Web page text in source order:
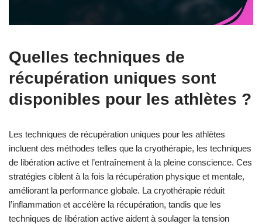
Quelles techniques de
récupération uniques sont
disponibles pour les athlètes ?
Les techniques de récupération uniques pour les athlètes
incluent des méthodes telles que la cryothérapie, les techniques
de libération active et l’entraînement à la pleine conscience. Ces
stratégies ciblent à la fois la récupération physique et mentale,
améliorant la performance globale. La cryothérapie réduit
l’inflammation et accélère la récupération, tandis que les
techniques de libération active aident à soulager la tension